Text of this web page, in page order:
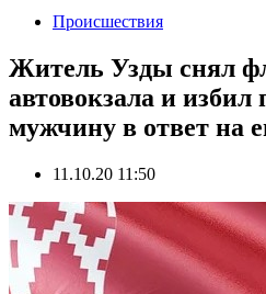
Происшествия
Житель Узды снял
автовокзала и избил
мужчину в ответ на
11.10.20 11:50